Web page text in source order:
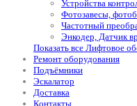
Устройства
Фотозавесы,
Частотный
Энкодер, Датчик
Показать все Лифтовое
Ремонт оборудования
Подъёмники
Эскалатор
Доставка
Контакты